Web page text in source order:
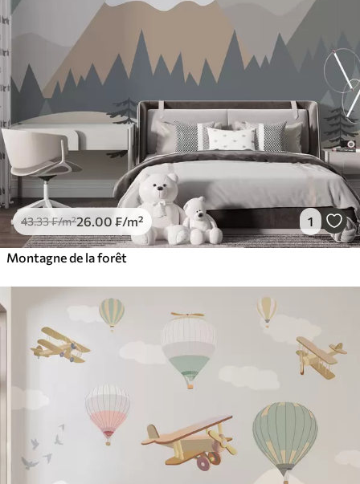
43.33₣/m²26 .00 ₣/m² 1
Montagne de la forêt